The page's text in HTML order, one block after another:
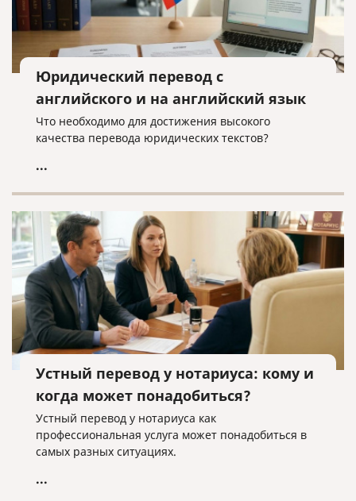
Юридический перевод с
английского и на английский язык
Что необходимо для достижения высокого
качества перевода юридических текстов?
...
Устный перевод у нотариуса: кому и
когда может понадобиться?
Устный перевод у нотариуса как
профессиональная услуга может понадобиться в
самых разных ситуациях.
...